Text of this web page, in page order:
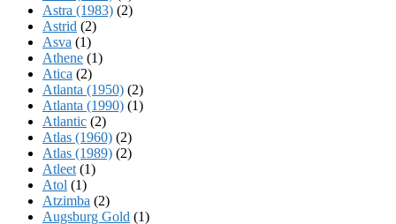
Astra (1983) (2)
Astrid (2)
Asva (1)
Athene (1)
Atica (2)
Atlanta (1950) (2)
Atlanta (1990) (1)
Atlantic (2)
Atlas (1960) (2)
Atlas (1989) (2)
Atleet (1)
Atol (1)
Atzimba (2)
Augsburg Gold (1)